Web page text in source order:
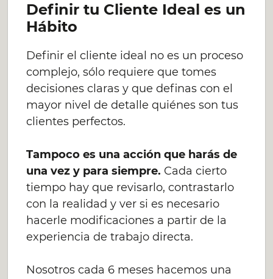
Definir tu Cliente Ideal es un
Hábito
Definir el cliente ideal no es un proceso
complejo, sólo requiere que tomes
decisiones claras y que definas con el
mayor nivel de detalle quiénes son tus
clientes perfectos.
Tampoco es una acción que harás de
una vez y para siempre. Cada cierto
tiempo hay que revisarlo, contrastarlo
con la realidad y ver si es necesario
hacerle modificaciones a partir de la
experiencia de trabajo directa.
Nosotros cada 6 meses hacemos una